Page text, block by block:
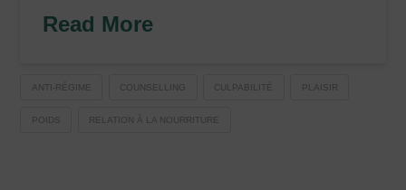
Read More
ANTI-RÉGIME COUNSELLING CULPABILITÉ PLAISIR
POIDS RELATION À LA NOURRITURE